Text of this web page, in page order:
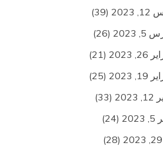
(39)
(26)
(21)
(25)
(33)
(24)
(28)